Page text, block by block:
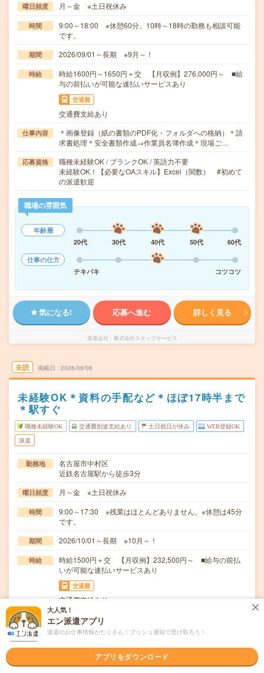
曜日頻度 月～金 ※土日祝休み
時間
9:00～18:00 ※休憩60分。10時～18時の勤務も相談可能
です。
期間 2026/09/01～長期 ※9月～！
時給
時給1600円～1650円＋交 【月収例】276,000円～ ■給
与の前払いが可能な速払いサービスあり
交通費
交通費支給あり
仕事内容
＊画像登録（紙の書類のPDF化・フォルダへの格納）＊請
求書処理＊安全書類作成→作業員名簿作成＊現場ご…
応募資格
職種未経験OK / ブランクOK / 英語力不要
未経験OK！【必要なOAスキル】Excel（関数） #初めて
の派遣歓迎
職場の雰囲気
年齢層
20代
30代 40代 50代
60代
仕事の仕方
テキパキ
コツコツ
気になる! 応募へ進む 詳しく見る
派遣会社 株式会社スタッフサービス
未読 掲載日 2026/08/06
未経験OK＊資料の手配など＊ほぼ17時半まで
＊駅すぐ
職種未経験OK 交通費別途支給あり 土日祝日が休み WEB登録OK
派遣
勤務地
名古屋市中村区
近鉄名古屋駅から徒歩3分
曜日頻度 月～金 ※土日祝休み
時間
9:00～17:30 ※残業はほとんどありません。※休憩は45分
です。
期間 2026/10/01～長期 ※10月～！
時給
時給1500円＋交 【月収例】232,500円～ ■給与の前払
いが可能な速払いサービスあり
交通費
交通費支給あり
仕事内容
＊受講者の取り纏め＊資料の手配＊会場の準備＊研修の案
内＊通信講座の案内＊展示品の管理＊来場者に関する…
応募資格
職種未経験OK / ブランクOK / 英語力不要
◆未経験者歓迎！◆事務の経験がある方歓迎。 #初めて
の派遣歓迎
大人気！
エン派遣アプリ
派遣のお仕事情報がたくさん！プッシュ通知で受け取ろう！
アプリをダウンロード